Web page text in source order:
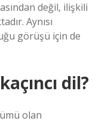
değil, ilişkili
Aynısı
görüşü için de
dil?
olan